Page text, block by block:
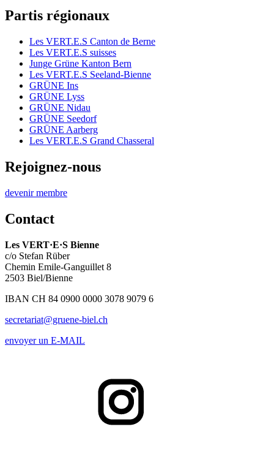
Partis régionaux
Les VERT.E.S Canton de Berne
Les VERT.E.S suisses
Junge Grüne Kanton Bern
Les VERT.E.S Seeland-Bienne
GRÜNE Ins
GRÜNE Lyss
GRÜNE Nidau
GRÜNE Seedorf
GRÜNE Aarberg
Les VERT.E.S Grand Chasseral
Rejoignez-nous
devenir membre
Contact
Les VERT·E·S Bienne
c/o Stefan Rüber
Chemin Emile-Ganguillet 8
2503 Biel/Bienne
IBAN CH 84 0900 0000 3078 9079 6
secretariat@gruene-biel.ch
envoyer un E-MAIL